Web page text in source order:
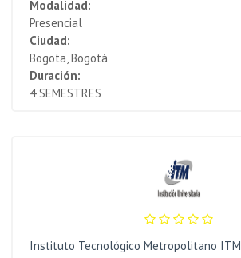
Modalidad:
Presencial
Ciudad:
Bogota, Bogotá
Duración:
4 SEMESTRES
Instituto Tecnológico Metropolitano ITM